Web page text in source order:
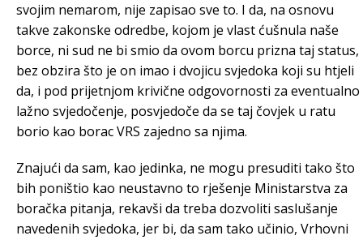
svojim nemarom, nije zapisao sve to. I da, na osnovu
takve zakonske odredbe, kojom je vlast ćušnula naše
borce, ni sud ne bi smio da ovom borcu prizna taj status,
bez obzira što je on imao i dvojicu svjedoka koji su htjeli
da, i pod prijetnjom krivične odgovornosti za eventualno
lažno svjedočenje, posvjedoče da se taj čovjek u ratu
borio kao borac VRS zajedno sa njima.
Znajući da sam, kao jedinka, ne mogu presuditi tako što
bih poništio kao neustavno to rješenje Ministarstva za
boračka pitanja, rekavši da treba dozvoliti saslušanje
navedenih svjedoka, jer bi, da sam tako učinio, Vrhovni